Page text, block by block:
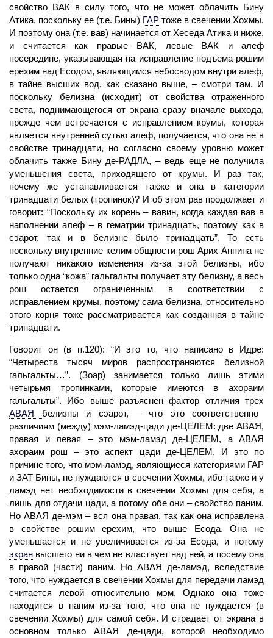
свойство ВАК в силу того, что не может облачить Бину
Атика, поскольку ее (т.е. Бины) ГАР тоже в свечении Хохмы.
И поэтому она (т.е. вав) начинается от Хеседа Атика и ниже,
и считается как правые ВАК, левые ВАК и алеф
посередине, указывающая на исправление подъема рошим
ерехим над Есодом, являющимся небосводом внутри алеф,
в тайне высших вод, как сказано выше, – смотри там. И
поскольку белизна (исходит) от свойства отраженного
света, поднимающегося от экрана сразу вначале выхода,
прежде чем встречается с исправлением крумы, которая
является внутренней сутью алеф, получается, что она не в
свойстве тринадцати, но согласно своему уровню может
облачить также Бину де-РАДЛА, – ведь еще не получила
уменьшения света, приходящего от крумы. И раз так,
почему же устанавливается также и она в категории
тринадцати белых (тропинок)? И об этом рав продолжает и
говорит: “Поскольку их корень – вавин, когда каждая вав в
наполнении алеф – в гематрии тринадцать, поэтому как в
сэарот, так и в белизне было тринадцать”. То есть
поскольку внутренние келим общности рош Арих Анпина не
получают никакого изменения из-за этой белизны, ибо
только одна “кожа” гальгальты получает эту белизну, а весь
рош остается ограниченным в соответствии с
исправлением крумы, поэтому сама белизна, относительно
этого корня тоже рассматривается как созданная в тайне
тринадцати.
Говорит он (в п.120): “И это то, что написано в Идре:
“Четыреста тысяч миров распространяются белизной
гальгальты…”. (Зоар) занимается только лишь этими
четырьмя тропинками, которые имеются в ахораим
гальгальты”. Ибо выше разъяснен фактор отличия трех
АВАЯ белизны и сэарот, – что это соответственно
различиям (между) мэм-ламэд-цади де-ЦЕЛЕМ: две АВАЯ,
правая и левая – это мэм-ламэд де-ЦЕЛЕМ, а АВАЯ
ахораим рош – это аспект цади де-ЦЕЛЕМ. И это по
причине того, что мэм-ламэд, являющиеся категориямиГАР
и ЗАТ Бины, не нуждаются в свечении Хохмы, ибо также и у
ламэд нет необходимости в свечении Хохмы для себя, а
лишь для отдачи цади, а потому обе они – свойство паним.
Но АВАЯ де-мэм – вся она правая, так как она исправлена
в свойстве рошим ерехим, что выше Есода. Она не
уменьшается и не увеличивается из-за Есода, и потому
экран высшего ни в чем не властвует над ней, а посему она
в правой (части) паним. Но АВАЯ де-ламэд, вследствие
того, что нуждается в свечении Хохмы для передачи ламэд
считается левой относительно мэм. Однако она тоже
находится в паним из-за того, что она не нуждается (в
свечении Хохмы) для самой себя. И страдает от экрана в
основном только АВАЯ де-цади, которой необходимо